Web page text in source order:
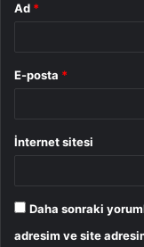
Ad *
E-posta *
İnternet sitesi
Daha sonraki
adresim ve site